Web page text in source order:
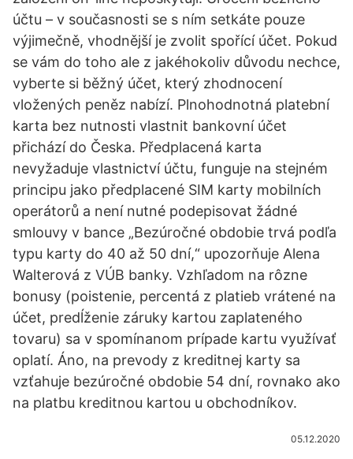
účtu – v současnosti se s ním setkáte pouze
výjimečně, vhodnější je zvolit spořící účet. Pokud
se vám do toho ale z jakéhokoliv důvodu nechce,
vyberte si běžný účet, který zhodnocení
vložených peněz nabízí. Plnohodnotná platební
karta bez nutnosti vlastnit bankovní účet
přichází do Česka. Předplacená karta
nevyžaduje vlastnictví účtu, funguje na stejném
principu jako předplacené SIM karty mobilních
operátorů a není nutné podepisovat žádné
smlouvy v bance „Bezúročné obdobie trvá podľa
typu karty do 40 až 50 dní,“ upozorňuje Alena
Walterová z VÚB banky. Vzhľadom na rôzne
bonusy (poistenie, percentá z platieb vrátené na
účet, predĺženie záruky kartou zaplateného
tovaru) sa v spomínanom prípade kartu využívať
oplatí. Áno, na prevody z kreditnej karty sa
vzťahuje bezúročné obdobie 54 dní, rovnako ako
na platbu kreditnou kartou u obchodníkov.
05.12.2020